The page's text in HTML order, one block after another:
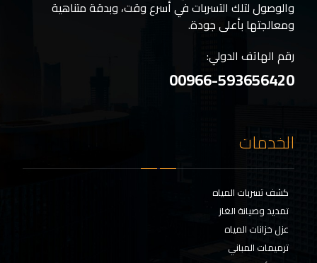
والوصول لتلك التسربات في أسرع وقت، وبدقة متناهية
ومعالجتها بأعلى جودة.
رقم الهاتف الدولي:
00966-593656420
الخدمات
كشف تسربات المياه
تمديد وصيانة الغاز
عزل خزانات المياه
ترميمات المباني